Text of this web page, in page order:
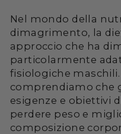
Nel mondo della
dimagrimento, la
approccio che ha
particolarmente
fisiologiche
comprendiamo che
esigenze e obiettivi
perdere peso e
composizione